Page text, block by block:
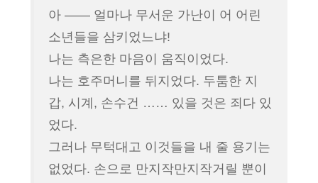
아 ―― 얼마나 무서운 가난이 어 어린
소년들을 삼키었느냐!
나는 측은한 마음이 움직이었다.
나는 호주머니를 뒤지었다. 두툼한 지
갑, 시계, 손수건 …… 있을 것은 죄다 있
었다.
그러나 무턱대고 이것들을 내 줄 용기는
없었다. 손으로 만지작만지작거릴 뿐이